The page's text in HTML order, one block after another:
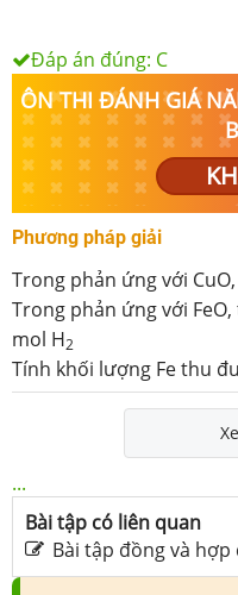
Đáp án đúng: C
ÔN THI ĐÁNH GIÁ
Phương pháp giải
Trong phản ứng với
Trong phản ứng với
mol H2
Tính khối lượng Fe thu
...
Bài tập có liên quan
Bài tập đồng và